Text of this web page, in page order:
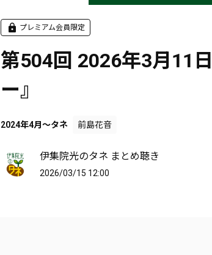
プレミアム会員限定
第504回 2026年3月11
ー』
2024年4月～タネ 前島花音
伊集院光のタネ まとめ聴き
2026/03/15 12:00